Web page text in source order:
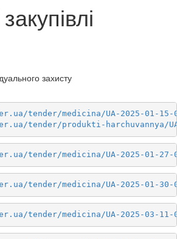
захисту
tender/medicina/UA-2025-01-15-
tender/produkti-harchuvannya/
tender/medicina/UA-2025-01-27-
tender/medicina/UA-2025-01-30-
tender/medicina/UA-2025-03-11-